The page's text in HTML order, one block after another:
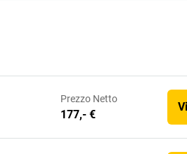
Prezzo Netto
177,- €